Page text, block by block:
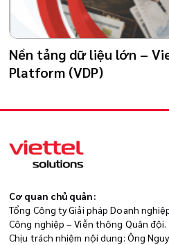
Nền tảng dữ liệu lớn –
Platform (VDP)
Cơ quan chủ quản:
Tổng Công ty Giải pháp Doanh
Công nghiệp – Viễn thông Quân đội.
Chịu trách nhiệm nội dung: Ông